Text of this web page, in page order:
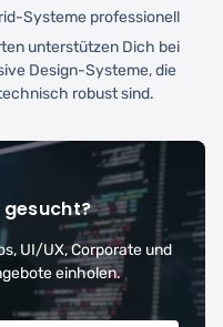
Systeme professionell
unterstützen Dich bei
Design-Systeme, die
robust sind.
UI/UX, Corporate und
einholen.